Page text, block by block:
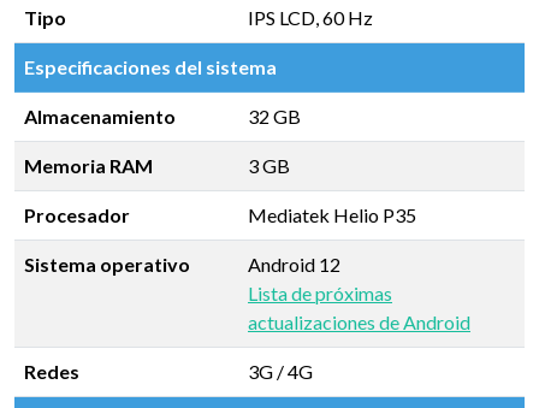
Tipo IPS LCD, 60 Hz
Especificaciones del sistema
Almacenamiento 32 GB
Memoria RAM 3 GB
Procesador Mediatek Helio P35
Sistema operativo
Android 12
Lista de próximas
actualizaciones de Android
Redes 3G / 4G